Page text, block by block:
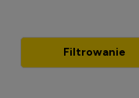
Filtrowanie